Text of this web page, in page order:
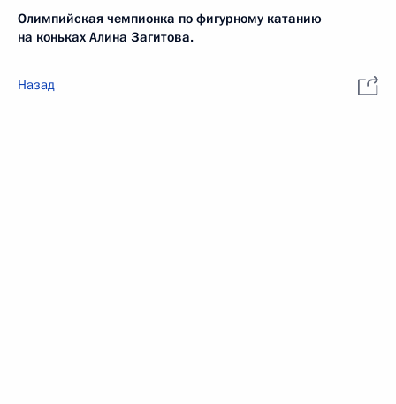
Олимпийская чемпионка по фигурному катанию
на коньках Алина Загитова.
Назад